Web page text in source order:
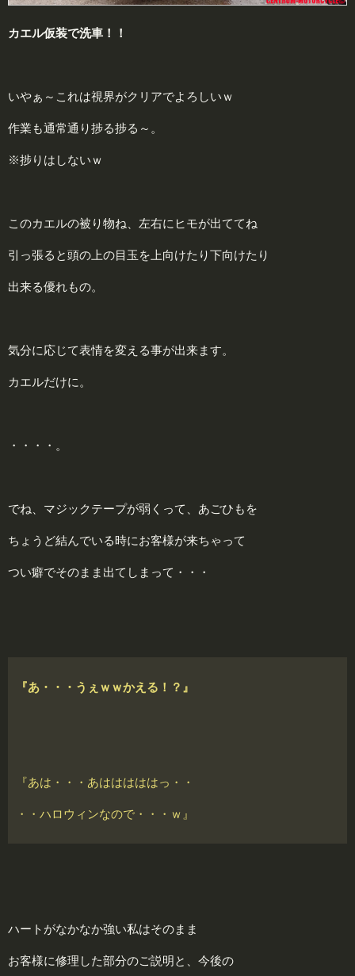
カエル仮装で洗車！！
いやぁ～これは視界がクリアでよろしいｗ
作業も通常通り捗る捗る～。
※捗りはしないｗ
このカエルの被り物ね、左右にヒモが出ててね
引っ張ると頭の上の目玉を上向けたり下向けたり
出来る優れもの。
気分に応じて表情を変える事が出来ます。
カエルだけに。
・・・・。
でね、マジックテープが弱くって、あごひもを
ちょうど結んでいる時にお客様が来ちゃって
つい癖でそのまま出てしまって・・・
『あ・・・うぇｗｗかえる！？』
『あは・・・あはははははっ・・
・・ハロウィンなので・・・ｗ』
ハートがなかなか強い私はそのまま
お客様に修理した部分のご説明と、今後の